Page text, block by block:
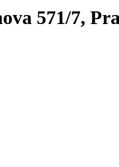
571/7,